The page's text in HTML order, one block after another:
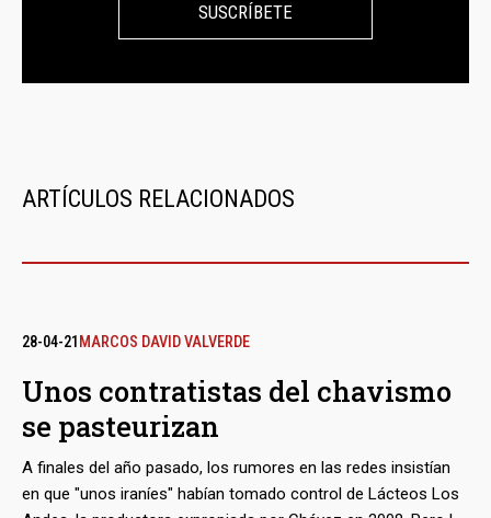
SUSCRÍBETE
ARTÍCULOS RELACIONADOS
28-04-21 MARCOS DAVID VALVERDE
Unos contratistas del chavismo
se pasteurizan
A finales del año pasado, los rumores en las redes insistían
en que "unos iraníes" habían tomado control de Lácteos Los